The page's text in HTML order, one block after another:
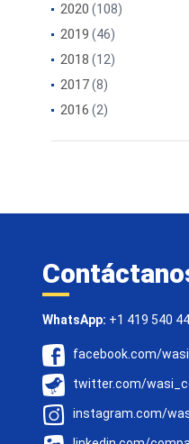
2020 (108)
2019 (46)
2018 (12)
2017(8)
2016 (2)
WhatsApp: +1 419 540
facebook.com/
twitter.com/
instagram.com/